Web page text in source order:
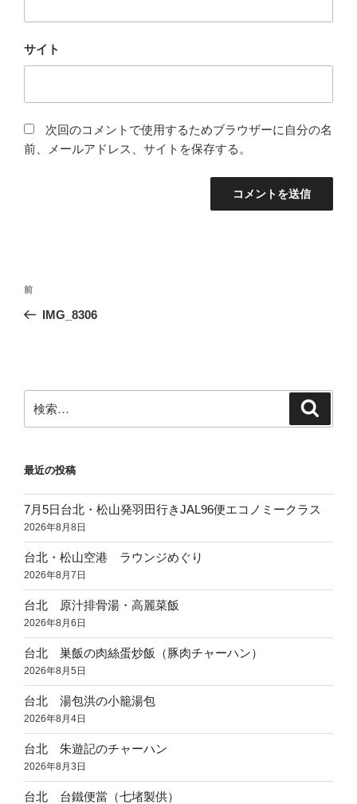
サイト
次回のコメントで使用するためブラウザーに自分の名
前、メールアドレス、サイトを保存する。
投
ナ
ー
シ
前
の
前
IMG_8306
索:
最近の投稿
7月5日台北・松山発羽田行きJAL96便エコノミークラス
2026年8月8日
台北・松山空港 ラウンジめぐり
2026年8月7日
台北 原汁排骨湯・高麗菜飯
2026年8月6日
台北 巣飯の肉絲蛋炒飯（豚肉チャーハン）
2026年8月5日
台北 湯包洪の小籠湯包
2026年8月4日
台北 朱遊記のチャーハン
2026年8月3日
台北 台鐵便當（七堵製供）